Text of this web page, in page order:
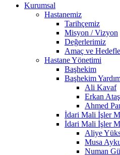
Kurumsal
Hastanemiz
Tarihçemiz
Misyon / Vizyon
Değerlerimiz
Amaç ve
Hastane Yönetimi
Başhekim
Başhekim
Ali Kavaf
Erkan Ataş
Ahmed
İdari Mali İşler
İdari Mali İşler
Aliye
Musa
Numan